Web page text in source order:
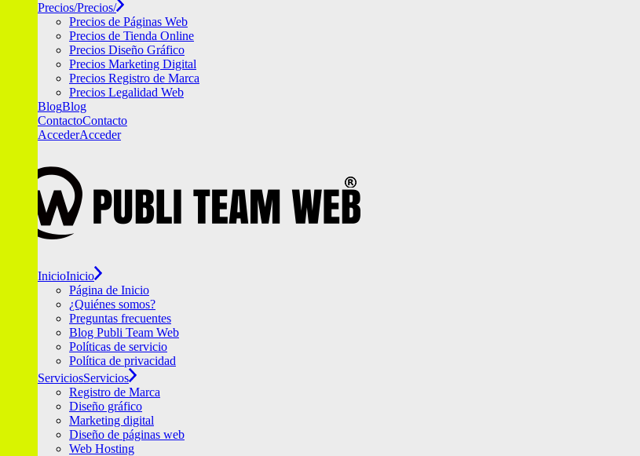
Precios/Precios/
Precios de Páginas Web
Precios de Tienda Online
Precios Diseño Gráfico
Precios Marketing Digital
Precios Registro de Marca
Precios Legalidad Web
BlogBlog
ContactoContacto
AccederAcceder
InicioInicio
Página de Inicio
¿Quiénes somos?
Preguntas frecuentes
Blog Publi Team Web
Políticas de servicio
Política de privacidad
ServiciosServicios
Registro de Marca
Diseño gráfico
Marketing digital
Diseño de páginas web
Web Hosting